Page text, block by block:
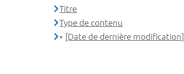
Titre
Type de contenu
[Date de dernière modification]